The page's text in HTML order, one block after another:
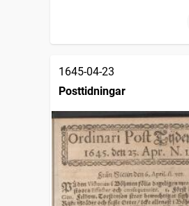
1645-04-23
Posttidningar